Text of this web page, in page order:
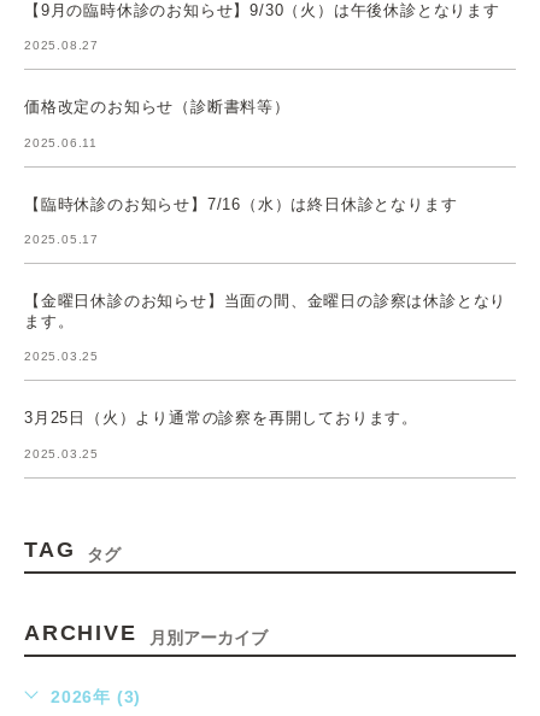
【9月の臨時休診のお知らせ】9/30（火）は午後休診となります
2025.08.27
価格改定のお知らせ（診断書料等）
2025.06.11
【臨時休診のお知らせ】7/16（水）は終日休診となります
2025.05.17
【金曜日休診のお知らせ】当面の間、金曜日の診察は休診となり
ます。
2025.03.25
3月25日（火）より通常の診察を再開しております。
2025.03.25
TAG タグ
ARCHIVE 月別アーカイブ
2026年 (3)